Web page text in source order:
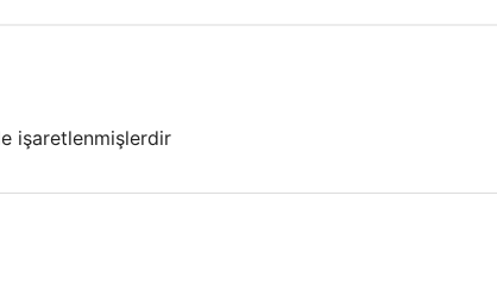
işaretlenmişlerdir